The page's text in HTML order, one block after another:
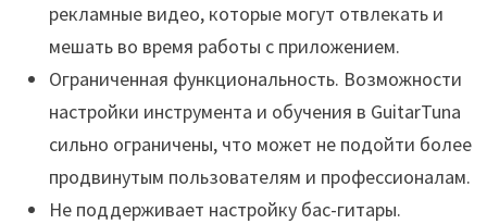
рекламные видео, которые могут отвлекать и
мешать во время работы с приложением.
Ограниченная функциональность. Возможности
настройки инструмента и обучения в GuitarTuna
сильно ограничены, что может не подойти более
продвинутым пользователям и профессионалам.
Не поддерживает настройку бас-гитары.